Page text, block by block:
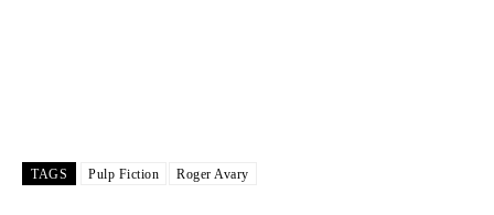
TAGS Pulp Fiction Roger Avary